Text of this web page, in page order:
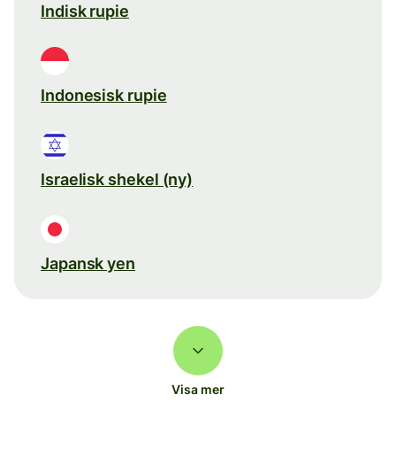
Indisk rupie
Indonesisk rupie
Israelisk shekel (ny)
Japansk yen
Visa mer